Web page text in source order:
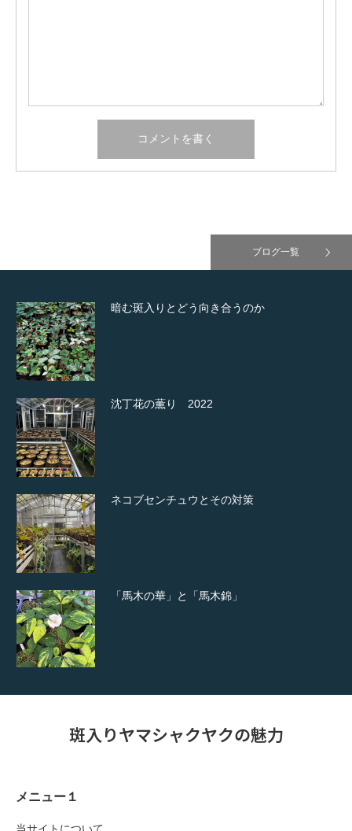
ブログ一覧
暗む斑入りとどう向き合うのか
沈丁花の薫り 2022
ネコブセンチュウとその対策
「馬木の華」と「馬木錦」
斑入りヤマシャクヤクの魅力
メニュー１